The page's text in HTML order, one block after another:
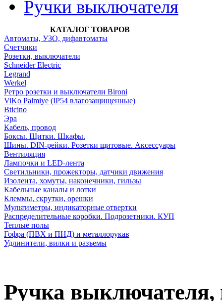
Ручки выключателя
КАТАЛОГ ТОВАРОВ
Автоматы, УЗО, дифавтоматы
Счетчики
Розетки, выключатели
Schneider Electric
Legrand
Werkel
Ретро розетки и выключатели Bironi
ViKo Palmiye (IP54 влагозащищенные)
Bticino
Эра
Кабель, провод
Боксы. Щитки. Шкафы.
Шины. DIN-рейки. Розетки щитовые. Аксессуары
Вентиляция
Лампочки и LED-лента
Светильники, прожекторы, датчики движения
Изолента, хомуты, наконечники, гильзы
Кабельные каналы и лотки
Клеммы, скрутки, орешки
Мультиметры, индикаторные отвертки
Распределительные коробки. Подрозетники. КУП
Теплые полы
Гофра (ПВХ и ПНД) и металлорукав
Удлинители, вилки и разъемы
Ручка